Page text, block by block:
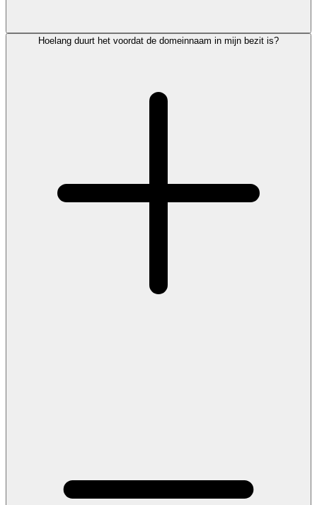
Hoelang duurt het voordat de domeinnaam in mijn bezit is?